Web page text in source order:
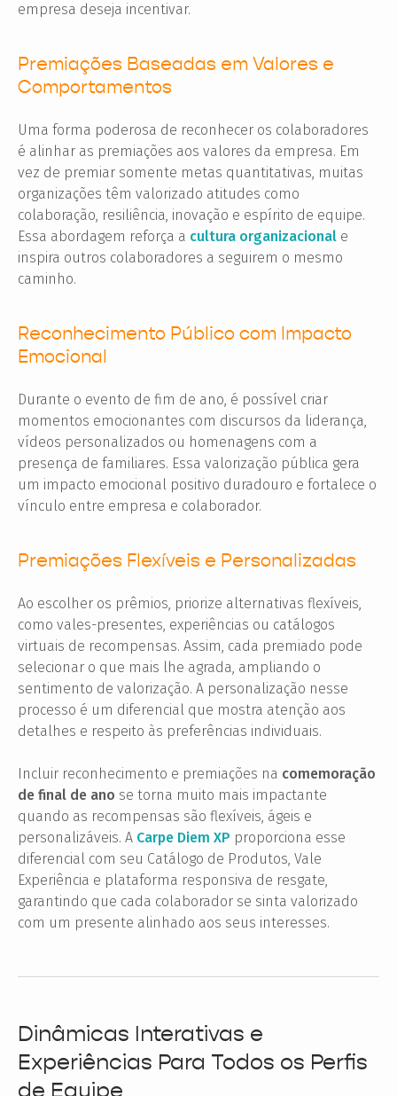
empresa deseja incentivar.
Premiações Baseadas em Valores e
Comportamentos
Uma forma poderosa de reconhecer os colaboradores
é alinhar as premiações aos valores da empresa. Em
vez de premiar somente metas quantitativas, muitas
organizações têm valorizado atitudes como
colaboração, resiliência, inovação e espírito de equipe.
Essa abordagem reforça a cultura organizacional e
inspira outros colaboradores a seguirem o mesmo
caminho.
Reconhecimento Público com Impacto
Emocional
Durante o evento de fim de ano, é possível criar
momentos emocionantes com discursos da liderança,
vídeos personalizados ou homenagens com a
presença de familiares. Essa valorização pública gera
um impacto emocional positivo duradouro e fortalece o
vínculo entre empresa e colaborador.
Premiações Flexíveis e Personalizadas
Ao escolher os prêmios, priorize alternativas flexíveis,
como vales-presentes, experiências ou catálogos
virtuais de recompensas. Assim, cada premiado pode
selecionar o que mais lhe agrada, ampliando o
sentimento de valorização. A personalização nesse
processo é um diferencial que mostra atenção aos
detalhes e respeito às preferências individuais.
Incluir reconhecimento e premiações na comemoração
de final de ano se torna muito mais impactante
quando as recompensas são flexíveis, ágeis e
personalizáveis. A Carpe Diem XP proporciona esse
diferencial com seu Catálogo de Produtos, Vale
Experiência e plataforma responsiva de resgate,
garantindo que cada colaborador se sinta valorizado
com um presente alinhado aos seus interesses.
Dinâmicas Interativas e
Experiências Para Todos os Perfis
de Equipe